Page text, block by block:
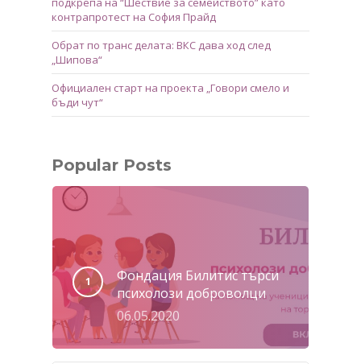
контрапротест на София Прайд
Обрат по транс делата: ВКС дава ход след
„Шипова“
Официален старт на проекта „Говори смело и
бъди чут“
Popular Posts
Фондация Билитис търси
психолози доброволци
06.05.2020